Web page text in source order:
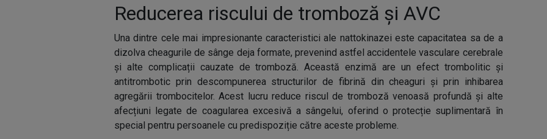
Reducerea riscului de tromboză și AVC
Una dintre cele mai impresionante caracteristici ale nattokinazei este capacitatea sa de a
dizolva cheagurile de sânge deja formate, prevenind astfel accidentele vasculare cerebrale
și alte complicații cauzate de tromboză. Această enzimă are un efect trombolitic și
antitrombotic prin descompunerea structurilor de fibrină din cheaguri și prin inhibarea
agregării trombocitelor. Acest lucru reduce riscul de tromboză venoasă profundă și alte
afecțiuni legate de coagularea excesivă a sângelui, oferind o protecție suplimentară în
special pentru persoanele cu predispoziție către aceste probleme.